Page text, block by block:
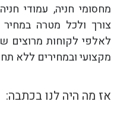
מחסומי חניה, עמודי
צורך ולכל מטרה
לאלפי לקוחות מרוצים
מקצועי ובמחירים ללא
אז מה היה לנו בכתבה: